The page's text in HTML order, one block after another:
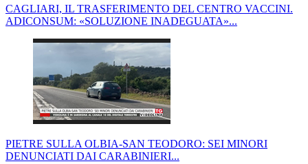
CAGLIARI, IL TRASFERIMENTO DEL CENTRO VACCINI.
ADICONSUM: «SOLUZIONE INADEGUATA»...
PIETRE SULLA OLBIA-SAN TEODORO: SEI MINORI
DENUNCIATI DAI CARABINIERI...